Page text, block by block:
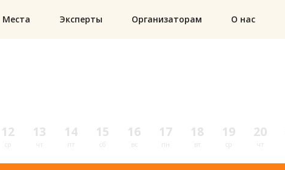
Места Эксперты Организаторам О нас
12
ср
13
чт
14
пт
15
сб
16
вс
17
пн
18
вт
19
ср
20
чт